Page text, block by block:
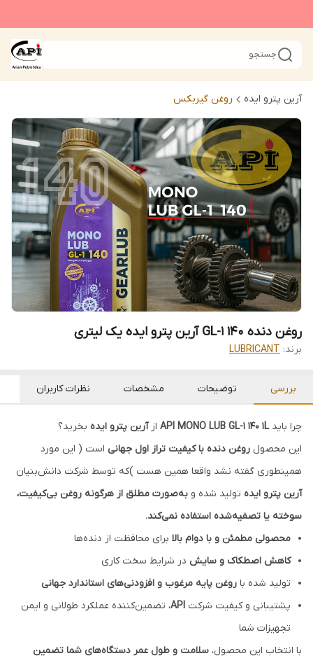
جستجو
آرین پترو ایده روغن گیربکس
روغن دنده GL-1 140 آرین پترو ایده یک لیتری
برند: LUBRICANT
بررسی توضیحات مشخصات نظرات کاربران
چرا بایدAPI MONO LUB GL-1 140 1L ازآرین پترو ایده بخرید؟
این محصول روغن دنده با کیفیت تراز اول جهانی است ( این مورد
همینطوری گفته نشد واقعا همین هست )که توسط شرکت دانش‌بنیان
آرین پترو ایده تولید شده و به‌صورت مطلق از هرگونه روغن بی‌کیفیت،
سوخته یا تصفیه‌شده استفاده نمی‌کند.
محصولی مطمئن و با دوام بالا برای محافظت از دنده‌ها
کاهش اصطکاک و سایش در شرایط سخت کاری
تولید شده با روغن پایه مرغوب و افزودنی‌های استاندارد جهانی
پشتیبانی و کیفیت شرکت API، تضمین‌کننده عملکرد طولانی و ایمن
تجهیزات شما
با انتخاب این محصول، سلامت و طول عمر دستگاه‌های شما تضمین